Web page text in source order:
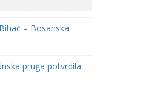
– Bosanska
pruga potvrdila